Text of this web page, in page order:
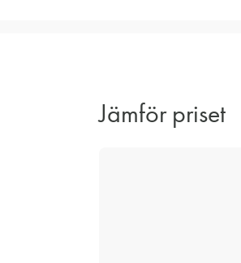
Jämför priset